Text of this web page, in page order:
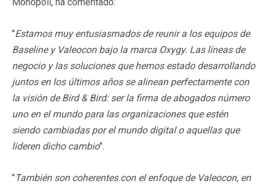
"Estamos muy entusiasmados de reunir a los equipos de
Baseline y Valeocon bajo la marca Oxygy. Las líneas de
negocio y las soluciones que hemos estado desarrollando
juntos en los últimos años se alinean perfectamente con
la visión de Bird & Bird: ser la firma de abogados número
uno en el mundo para las organizaciones que estén
siendo cambiadas por el mundo digital o aquellas que
lideren dicho cambio".
" También son coherentes con el enfoque de Valeocon, en